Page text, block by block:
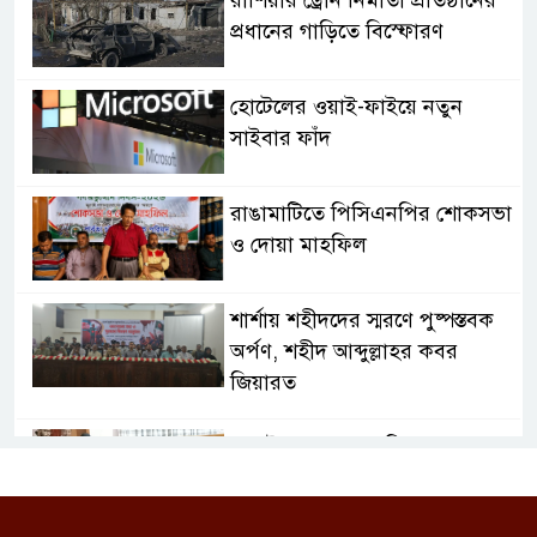
প্রধানের গাড়িতে বিস্ফোরণ
হোটেলের ওয়াই-ফাইয়ে নতুন
সাইবার ফাঁদ
রাঙামাটিতে পিসিএনপির শোকসভা
ও দোয়া মাহফিল
শার্শায় শহীদদের স্মরণে পুষ্পস্তবক
অর্পণ, শহীদ আব্দুল্লাহর কবর
জিয়ারত